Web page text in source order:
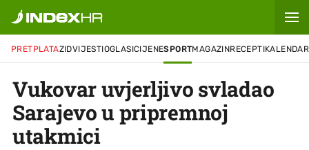
PRETPLATAZIDVIJESTIOGLASICIJENESPORTMAGAZINRECEPTIKALENDAR
Vukovar uvjerljivo svladao
Sarajevo u pripremnoj
utakmici